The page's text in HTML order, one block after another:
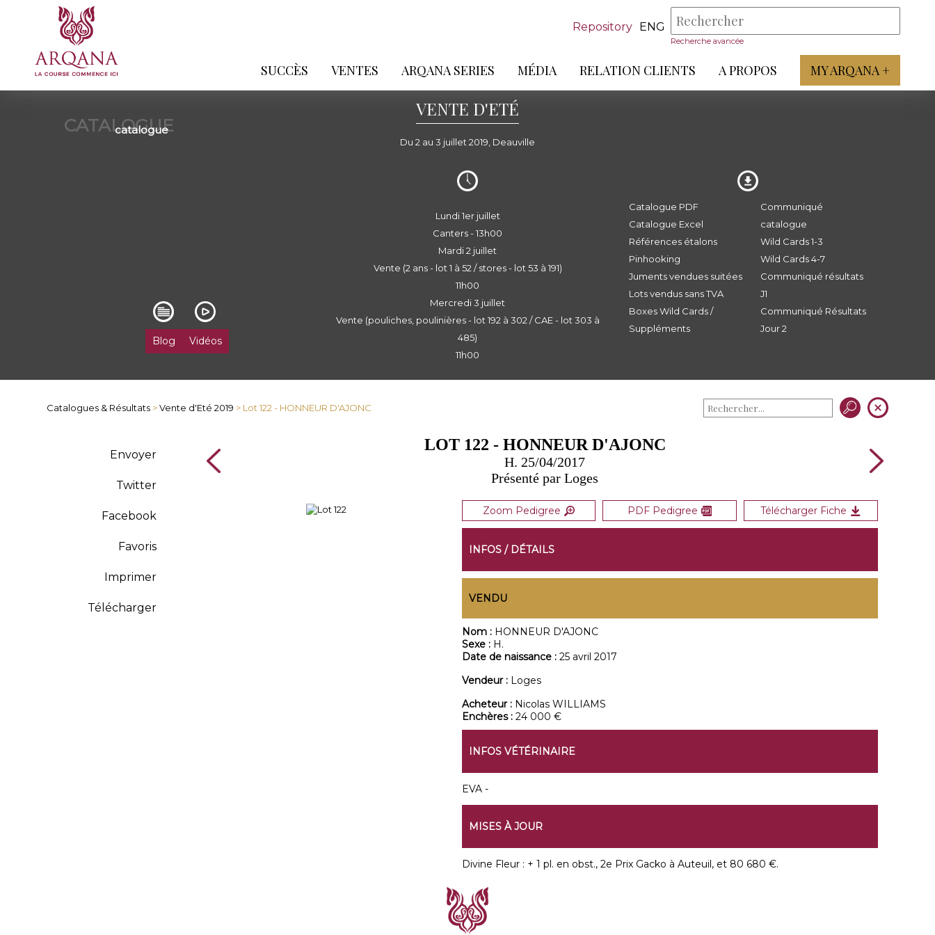
Repository ENG
Recherche avancée
SUCCÈS VENTES ARQANA SERIES MÉDIA RELATION CLIENTS A PROPOS MY ARQANA +
CATALOGUE
catalogue
VENTE D'ETÉ
Du 2 au 3 juillet 2019, Deauville
Blog Vidéos
Lundi 1er juillet
Canters - 13h00
Mardi 2 juillet
Vente (2 ans - lot 1 à 52 / stores - lot 53 à 191)
11h00
Mercredi 3 juillet
Vente (pouliches, poulinières - lot 192 à 302 / CAE - lot 303 à
485)
11h00
Catalogue PDF
Catalogue Excel
Références étalons
Pinhooking
Juments vendues suitées
Lots vendus sans TVA
Boxes Wild Cards /
Suppléments
Communiqué
catalogue
Wild Cards 1-3
Wild Cards 4-7
Communiqué résultats
J1
Communiqué Résultats
Jour 2
Catalogues & Résultats >Vente d'Eté 2019 > Lot 122 - HONNEUR D'AJONC
Envoyer
Twitter
Facebook
Favoris
Imprimer
Télécharger
LOT 122 - HONNEUR D'AJONC
H. 25/04/2017
Présenté par Loges
Zoom Pedigree PDF Pedigree Télécharger Fiche
INFOS / DÉTAILS
VENDU
Nom : HONNEUR D'AJONC
Sexe : H.
Date de naissance : 25 avril 2017
Vendeur : Loges
Acheteur : Nicolas WILLIAMS
Enchères : 24 000 €
INFOS VÉTÉRINAIRE
EVA -
MISES À JOUR
Divine Fleur : + 1 pl. en obst., 2e Prix Gacko à Auteuil, et 80 680 €.